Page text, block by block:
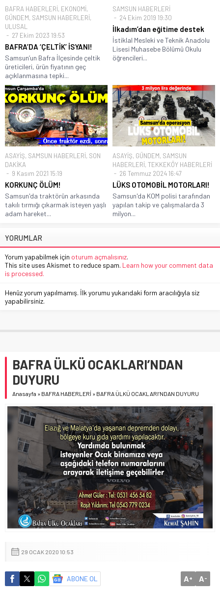
BAFRA HABERLERİ, EKONOMİ,
GÜNDEM, SAMSUN HABERLERİ,
ULUSAL
27 Ekim 2023 19:53
BAFRA’DA ‘ÇELTİK’ İSYANI!
Samsun’un Bafra İlçesinde çeltik
üreticileri, ürün fiyatının geç
açıklanmasına tepki...
SAMSUN HABERLERİ
24 Ekim 2019 19:30
İlkadım’dan eğitime destek
İstiklal Mesleki ve Teknik Anadolu
Lisesi Muhasebe Bölümü Okulu
öğrencileri...
ASAYİŞ, SAMSUN HABERLERİ, SON
DAKİKA
9 Kasım 2021 15:19
KORKUNÇ ÖLÜM!
Samsun'da traktörün arkasında
takılı tırmığı çıkarmak isteyen yaşlı
adam hareket...
ASAYİŞ, GÜNDEM, SAMSUN
HABERLERİ, TEKKEKÖY HABERLERİ
26 Temmuz 2024 16:47
LÜKS OTOMOBİL MOTORLARI!
Samsun'da KOM polisi tarafından
yapılan takip ve çalışmalarda 3
milyon...
YORUMLAR
Yorum yapabilmek için oturum açmalısınız.
This site uses Akismet to reduce spam. Learn how your comment data
is processed.
Henüz yorum yapılmamış. İlk yorumu yukarıdaki form aracılığıyla siz
yapabilirsiniz.
BAFRA ÜLKÜ OCAKLARI’NDAN
DUYURU
Anasayfa » BAFRA HABERLERİ » BAFRA ÜLKÜ OCAKLARI’NDAN DUYURU
29 OCAK 2020 10:53
ABONE OL A+ A-